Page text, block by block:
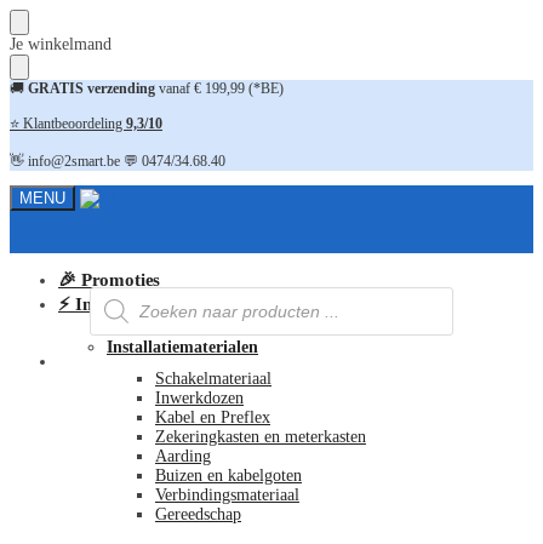
Skip
to
navigation
Skip
to
content
Je winkelmand
🚚 GRATIS verzending vanaf € 199,99 (*BE)
⭐ Klantbeoordeling 9,3/10
👋 info@2smart.be 💬 0474/34.68.40
MENU
Producten
zoeken
🎉 Promoties
⚡ Installatiematerialen
Installatiematerialen
Schakelmateriaal
Inwerkdozen
Kabel en Preflex
Zekeringkasten en meterkasten
Aarding
Buizen en kabelgoten
Verbindingsmateriaal
Gereedschap